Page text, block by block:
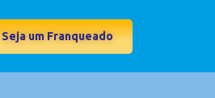
Seja um Franqueado